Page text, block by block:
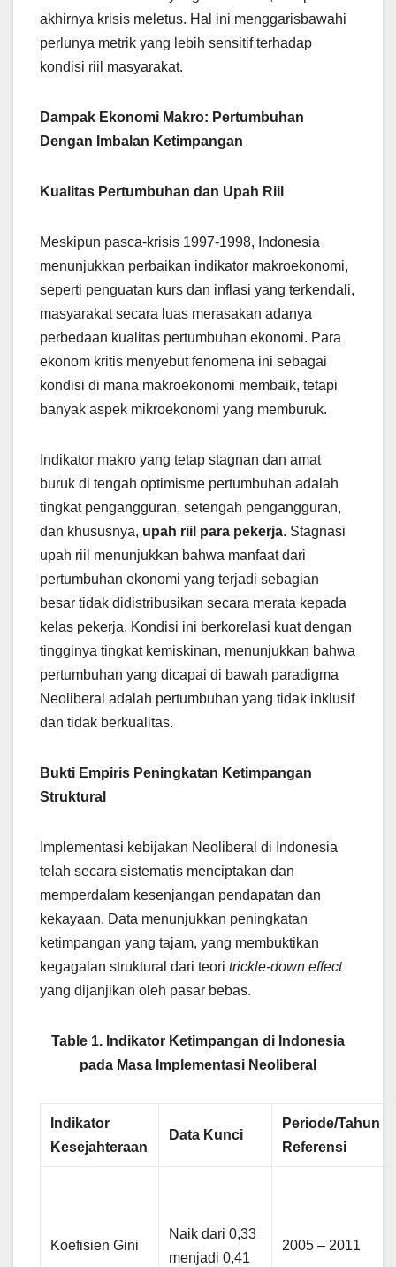
akhirnya krisis meletus. Hal ini menggarisbawahi
perlunya metrik yang lebih sensitif terhadap
kondisi riil masyarakat.
Dampak Ekonomi Makro: Pertumbuhan
Dengan Imbalan Ketimpangan
Kualitas Pertumbuhan dan Upah Riil
Meskipun pasca-krisis 1997-1998, Indonesia
menunjukkan perbaikan indikator makroekonomi,
seperti penguatan kurs dan inflasi yang terkendali,
masyarakat secara luas merasakan adanya
perbedaan kualitas pertumbuhan ekonomi. Para
ekonom kritis menyebut fenomena ini sebagai
kondisi di mana makroekonomi membaik, tetapi
banyak aspek mikroekonomi yang memburuk.
Indikator makro yang tetap stagnan dan amat
buruk di tengah optimisme pertumbuhan adalah
tingkat pengangguran, setengah pengangguran,
dan khususnya, upah riil para pekerja. Stagnasi
upah riil menunjukkan bahwa manfaat dari
pertumbuhan ekonomi yang terjadi sebagian
besar tidak didistribusikan secara merata kepada
kelas pekerja. Kondisi ini berkorelasi kuat dengan
tingginya tingkat kemiskinan, menunjukkan bahwa
pertumbuhan yang dicapai di bawah paradigma
Neoliberal adalah pertumbuhan yang tidak inklusif
dan tidak berkualitas.
Bukti Empiris Peningkatan Ketimpangan
Struktural
Implementasi kebijakan Neoliberal di Indonesia
telah secara sistematis menciptakan dan
memperdalam kesenjangan pendapatan dan
kekayaan. Data menunjukkan peningkatan
ketimpangan yang tajam, yang membuktikan
kegagalan struktural dari teori trickle-down effect
yang dijanjikan oleh pasar bebas.
Table 1. Indikator Ketimpangan di Indonesia
pada Masa Implementasi Neoliberal
Indikator
Kesejahteraan
Data Kunci
Periode/Tahun
Referensi
Koefisien Gini
Naik dari 0,33
menjadi 0,41
2005 – 2011